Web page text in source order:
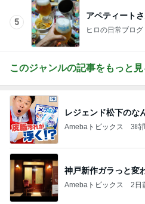
全然食べられずすごく減った体重
Amebaトピックス 1日前
記事を
黒トリュフ香る美し
Amebaトピックス 1日
娘が不満そうだった
Amebaトピックス 1日